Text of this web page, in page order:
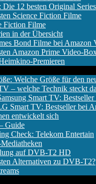
12 besten Original Series
Science Fiction Filme
Fiction Filme
in der Übersicht
Bond Filme bei Amazon
Amazon Prime Video-
Premieren
Welche Größe für den
– welche Technik steckt
Smart TV:
Smart TV: Bestseller bei
entwickelt sich
Guide
Check: Telekom Entertain
auf DVB-T2 HD
Alternativen zu DVB-T2?